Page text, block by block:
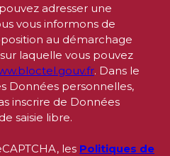
adresser une
vous informons de
au démarchage
laquelle vous pouvez
. Dans le
Données personnelles,
inscrire de Données
saisie libre.
les Politiques de